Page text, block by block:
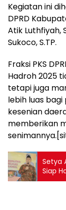
Kegiatan ini
DPRD
Atik Luthfiyah,
Sukoco, S.TP.
Fraksi PKS
Hadroh 2025
tetapi juga
lebih luas
kesenian
memberikan
Setya
Siap
Arus